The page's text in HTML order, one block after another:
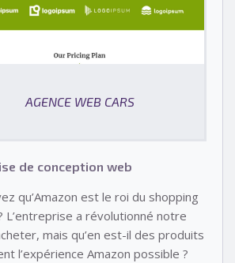
AGENCE WEB CARS
de conception web
qu’Amazon est le roi du shopping
L’entreprise a révolutionné notre
mais qu’en est-il des produits
l’expérience Amazon possible ?